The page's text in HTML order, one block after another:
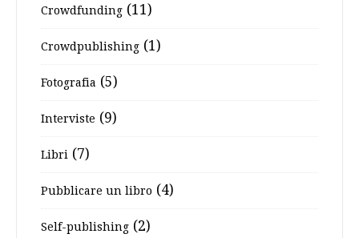
Crowdfunding (11)
Crowdpublishing (1)
Fotografia (5)
Interviste (9)
Libri (7)
Pubblicare un libro (4)
Self-publishing (2)